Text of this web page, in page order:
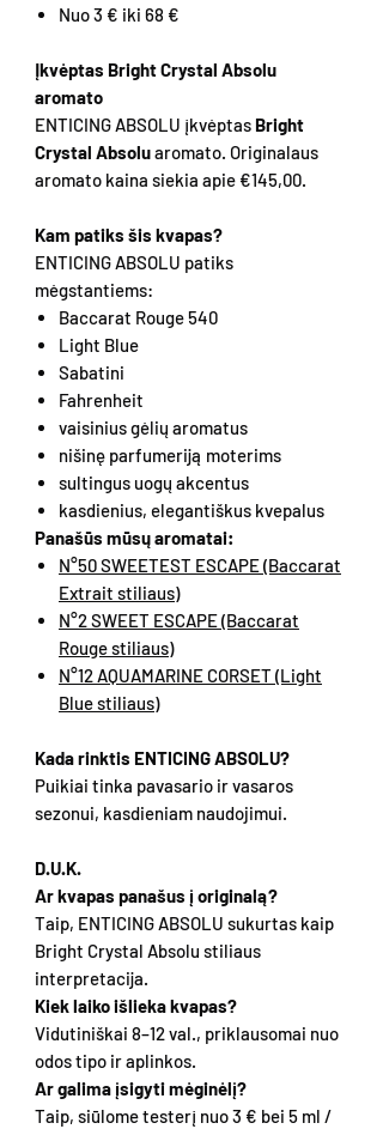
Nuo 3 € iki 68 €
Įkvėptas Bright Crystal Absolu
aromato
ENTICING ABSOLU įkvėptas Bright
Crystal Absoluaromato. Originalaus
aromato kaina siekia apie €145,00.
Kam patiks šis kvapas?
ENTICING ABSOLU patiks
mėgstantiems:
Baccarat Rouge 540
Light Blue
Sabatini
Fahrenheit
vaisinius gėlių aromatus
nišinę parfumeriją moterims
sultingus uogų akcentus
kasdienius, elegantiškus kvepalus
Panašūs mūsų aromatai:
N°50 SWEETEST ESCAPE (Baccarat
Extrait stiliaus)
N°2 SWEET ESCAPE (Baccarat
Rouge stiliaus)
N°12 AQUAMARINE CORSET (Light
Blue stiliaus)
Kada rinktis ENTICING ABSOLU?
Puikiai tinka pavasario ir vasaros
sezonui, kasdieniam naudojimui.
D.U.K.
Ar kvapas panašus į originalą?
Taip, ENTICING ABSOLU sukurtas kaip
Bright Crystal Absolu stiliaus
interpretacija.
Kiek laiko išlieka kvapas?
Vidutiniškai 8–12 val., priklausomai nuo
odos tipo ir aplinkos.
Ar galima įsigyti mėginėlį?
Taip, siūlome testerį nuo 3 € bei 5 ml /